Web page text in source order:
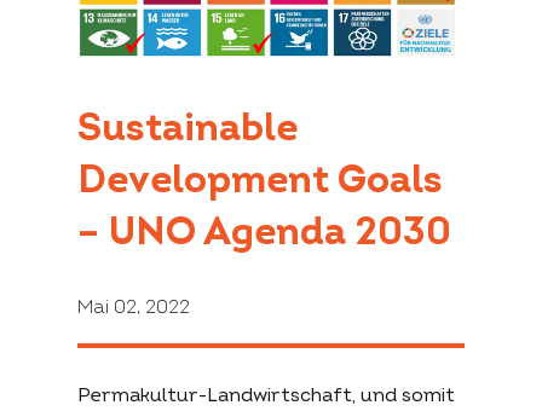
Sustainable
Development Goals
– UNO Agenda 2030
Mai 02, 2022
Permakultur-Landwirtschaft, und somit